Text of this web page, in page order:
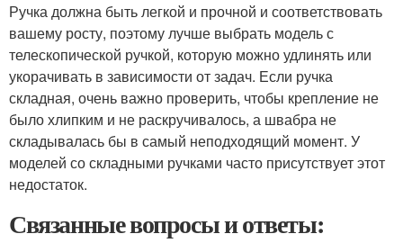
Ручка должна быть легкой и прочной и соответствовать
вашему росту, поэтому лучше выбрать модель с
телескопической ручкой, которую можно удлинять или
укорачивать в зависимости от задач. Если ручка
складная, очень важно проверить, чтобы крепление не
было хлипким и не раскручивалось, а швабра не
складывалась бы в самый неподходящий момент. У
моделей со складными ручками часто присутствует этот
недостаток.
Связанные вопросы и ответы: